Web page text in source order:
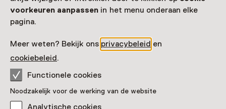
voorkeuren aanpassen in het menu onderaan elke
pagina.
Meer weten? Bekijk ons privacybeleid en
cookiebeleid.
Functionele cookies
Noodzakelijk voor de werking van de website
Analytische cookies